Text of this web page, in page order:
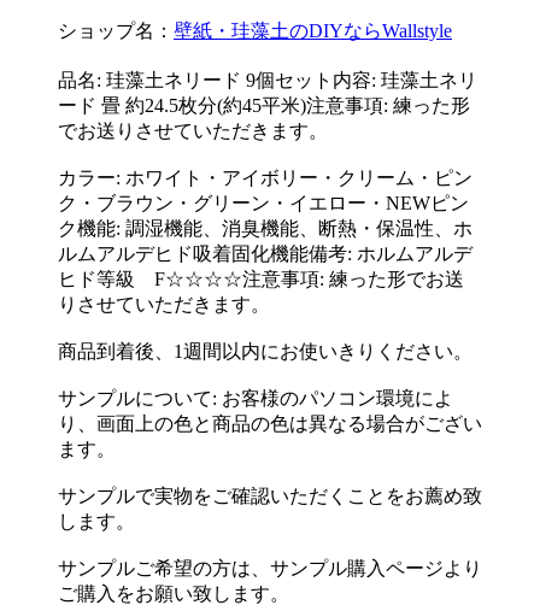
ショップ名： 壁紙・珪藻土のDIYならWallstyle
品名: 珪藻土ネリード 9個セット内容: 珪藻土ネリ
ード 畳 約24.5枚分(約45平米)注意事項: 練った形
でお送りさせていただきます。
カラー: ホワイト・アイボリー・クリーム・ピン
ク・ブラウン・グリーン・イエロー・NEWピン
ク機能: 調湿機能、消臭機能、断熱・保温性、ホ
ルムアルデヒド吸着固化機能備考: ホルムアルデ
ヒド等級 F☆☆☆☆注意事項: 練った形でお送
りさせていただきます。
商品到着後、1週間以内にお使いきりください。
サンプルについて: お客様のパソコン環境によ
り、画面上の色と商品の色は異なる場合がござい
ます。
サンプルで実物をご確認いただくことをお薦め致
します。
サンプルご希望の方は、サンプル購入ページより
ご購入をお願い致します。